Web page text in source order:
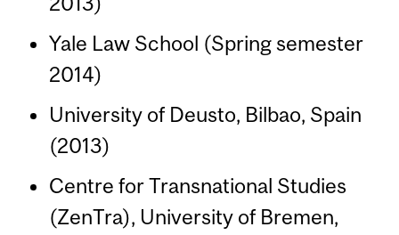
Yale Law School (Spring semester
2014)
University of Deusto, Bilbao, Spain
(2013)
Centre for Transnational Studies
(ZenTra), University of Bremen,